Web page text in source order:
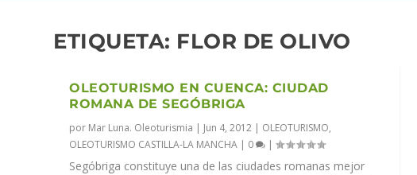
ETIQUETA: FLOR DE OLIVO
OLEOTURISMO EN CUENCA: CIUDAD
ROMANA DE SEGÓBRIGA
por Mar Luna. Oleoturismia | Jun 4, 2012 | OLEOTURISMO,
OLEOTURISMO CASTILLA-LA MANCHA | 0 |
Segóbriga constituye una de las ciudades romanas mejor